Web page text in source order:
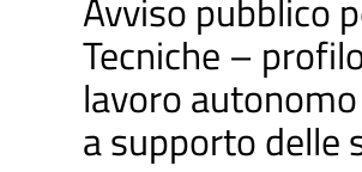
Avviso pubblico
Tecniche –
lavoro
a supporto delle